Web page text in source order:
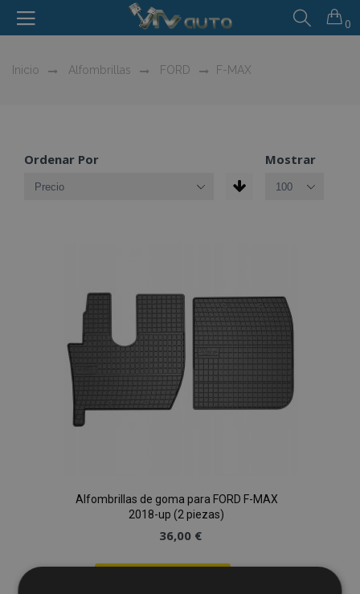
0
Inicio Alfombrillas FORD F-MAX
Ordenar Por Mostrar
Alfombrillas de goma para FORD F-MAX
2018-up (2 piezas)
36,00 €